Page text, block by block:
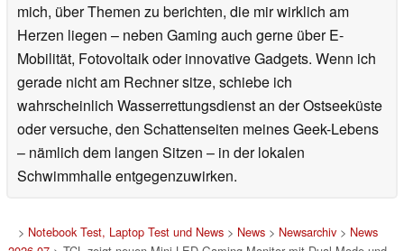
mich, über Themen zu berichten, die mir wirklich am
Herzen liegen – neben Gaming auch gerne über E-
Mobilität, Fotovoltaik oder innovative Gadgets. Wenn ich
gerade nicht am Rechner sitze, schiebe ich
wahrscheinlich Wasserrettungsdienst an der Ostseeküste
oder versuche, den Schattenseiten meines Geek-Lebens
– nämlich dem langen Sitzen – in der lokalen
Schwimmhalle entgegenzuwirken.
> Notebook Test, Laptop Test und News> News> Newsarchiv> News